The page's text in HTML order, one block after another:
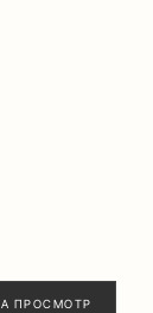
ПРОСМОТР